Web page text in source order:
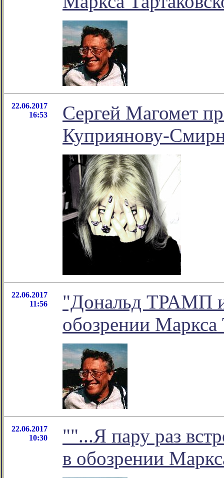
22.06.2017
16:53
Сергей Магомет
Куприянову-
22.06.2017
11:56
"Дональд ТРАМП
обозрении Маркса
22.06.2017
10:30
""...Я пару раз
в обозрении